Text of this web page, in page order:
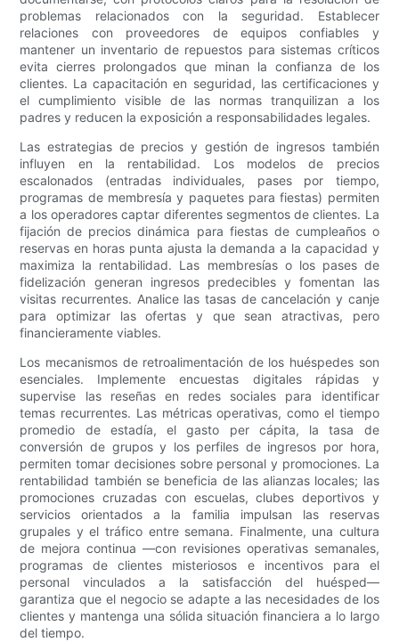
problemas relacionados con la seguridad. Establecer
relaciones con proveedores de equipos confiables y
mantener un inventario de repuestos para sistemas críticos
evita cierres prolongados que minan la confianza de los
clientes. La capacitación en seguridad, las certificaciones y
el cumplimiento visible de las normas tranquilizan a los
padres y reducen la exposición a responsabilidades legales.
Las estrategias de precios y gestión de ingresos también
influyen en la rentabilidad. Los modelos de precios
escalonados (entradas individuales, pases por tiempo,
programas de membresía y paquetes para fiestas) permiten
a los operadores captar diferentes segmentos de clientes. La
fijación de precios dinámica para fiestas de cumpleaños o
reservas en horas punta ajusta la demanda a la capacidad y
maximiza la rentabilidad. Las membresías o los pases de
fidelización generan ingresos predecibles y fomentan las
visitas recurrentes. Analice las tasas de cancelación y canje
para optimizar las ofertas y que sean atractivas, pero
financieramente viables.
Los mecanismos de retroalimentación de los huéspedes son
esenciales. Implemente encuestas digitales rápidas y
supervise las reseñas en redes sociales para identificar
temas recurrentes. Las métricas operativas, como el tiempo
promedio de estadía, el gasto per cápita, la tasa de
conversión de grupos y los perfiles de ingresos por hora,
permiten tomar decisiones sobre personal y promociones. La
rentabilidad también se beneficia de las alianzas locales; las
promociones cruzadas con escuelas, clubes deportivos y
servicios orientados a la familia impulsan las reservas
grupales y el tráfico entre semana. Finalmente, una cultura
de mejora continua —con revisiones operativas semanales,
programas de clientes misteriosos e incentivos para el
personal vinculados a la satisfacción del huésped—
garantiza que el negocio se adapte a las necesidades de los
clientes y mantenga una sólida situación financiera a lo largo
del tiempo.